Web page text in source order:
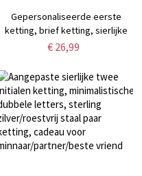
Gepersonaliseerde eerste
ketting, brief ketting, sierlijke
ketting, eenvoudige ketting,
meisje/moeder/vriend
€ 26,99